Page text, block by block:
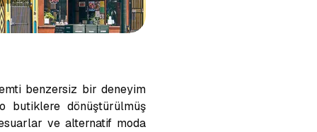
benzersiz bir deneyim
butiklere dönüştürülmüş
ve alternatif moda